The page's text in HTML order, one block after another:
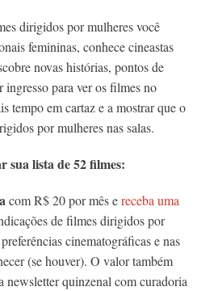
dirigidos por mulheres você
femininas, conhece cineastas
novas histórias, pontos de
para ver os filmes no
tempo em cartaz e a mostrar que o
por mulheres nas salas.
sua lista de 52 filmes:
com R$ 20 por mês ereceba uma
de filmes dirigidos por
cinematográficas e nas
(se houver). O valor também
newsletter quinzenal com curadoria